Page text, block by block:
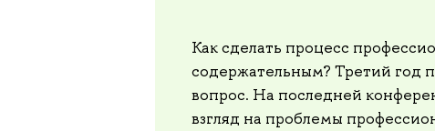
Как сделать процесс
содержательным? Третий год
вопрос. На последней
взгляд на проблемы